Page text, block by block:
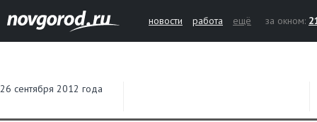
новости работа ещё за окном:
26 сентября 2012 года